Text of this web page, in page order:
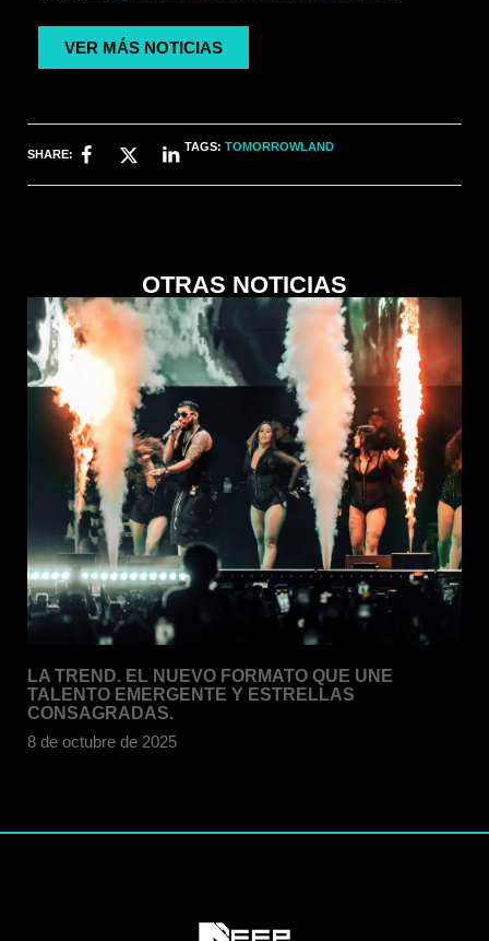
VER MÁS NOTICIAS
SHARE:
TAGS:TOMORROWLAND
OTRAS NOTICIAS
LA TREND. EL NUEVO FORMATO QUE UNE
TALENTO EMERGENTE Y ESTRELLAS
CONSAGRADAS.
8 de octubre de 2025